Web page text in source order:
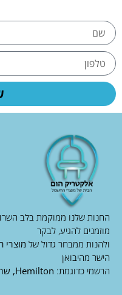
החנות שלנו ממוקמת בלב
מוזמנים להגיע, לבקר
ולהנות ממבחר גדול של מוצרי
הישר מהיבואן
הרשמי כדוגמת: Hemilton, שריג